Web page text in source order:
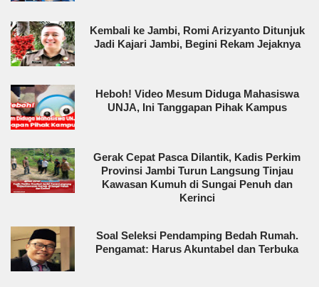
Kembali ke Jambi, Romi Arizyanto Ditunjuk
Jadi Kajari Jambi, Begini Rekam Jejaknya
Heboh! Video Mesum Diduga Mahasiswa
UNJA, Ini Tanggapan Pihak Kampus
Gerak Cepat Pasca Dilantik, Kadis Perkim
Provinsi Jambi Turun Langsung Tinjau
Kawasan Kumuh di Sungai Penuh dan
Kerinci
Soal Seleksi Pendamping Bedah Rumah.
Pengamat: Harus Akuntabel dan Terbuka